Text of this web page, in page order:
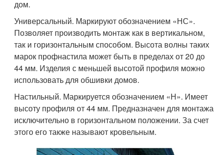
дом.
Универсальный. Маркируют обозначением «НС».
Позволяет производить монтаж как в вертикальном,
так и горизонтальным способом. Высота волны таких
марок профнастила может быть в пределах от 20 до
44 мм. Изделия с меньшей высотой профиля можно
использовать для обшивки домов.
Настильный. Маркируется обозначением «Н». Имеет
высоту профиля от 44 мм. Предназначен для монтажа
исключительно в горизонтальном положении. За счет
этого его также называют кровельным.